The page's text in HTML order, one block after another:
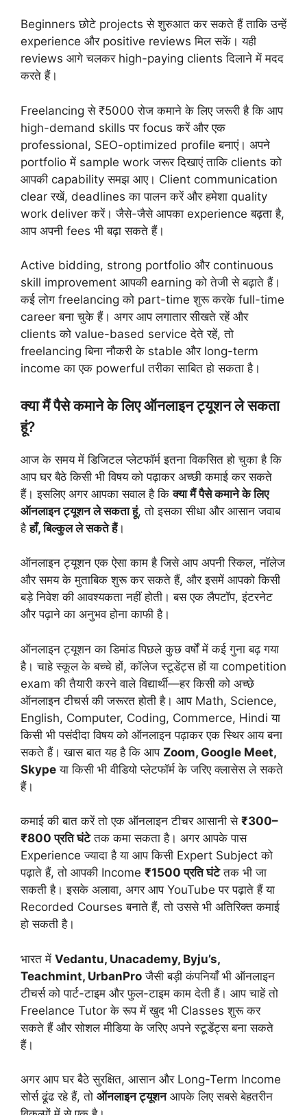
Beginners छोटे projects से शुरुआत कर सकते हैं ताकि उन्हें
experience और positive reviews मिल सकें। यही
reviews आगे चलकर high-paying clients दिलाने में मदद
करते हैं।
Freelancing से ₹5000 रोज कमाने के लिए जरूरी है कि आप
high-demand skills पर focus करें और एक
professional, SEO-optimized profile बनाएं। अपने
portfolio में sample work जरूर दिखाएं ताकि clients को
आपकी capability समझ आए। Client communication
clear रखें, deadlines का पालन करें और हमेशा quality
work deliver करें। जैसे-जैसे आपका experience बढ़ता है,
आप अपनी fees भी बढ़ा सकते हैं।
Active bidding, strong portfolio और continuous
skill improvement आपकी earning को तेजी से बढ़ाते हैं।
कई लोग freelancing को part-time शुरू करके full-time
career बना चुके हैं। अगर आप लगातार सीखते रहें और
clients को value-based service देते रहें, तो
freelancing बिना नौकरी के stable और long-term
income का एक powerful तरीका साबित हो सकता है।
क्या मैं पैसे कमाने के लिए ऑनलाइन ट्यूशन ले सकता
हूं?
आज के समय में डिजिटल प्लेटफॉर्म इतना विकसित हो चुका है कि
आप घर बैठे किसी भी विषय को पढ़ाकर अच्छी कमाई कर सकते
हैं। इसलिए अगर आपका सवाल है किक्या मैं पैसे कमाने के लिए
ऑनलाइन ट्यूशन ले सकता हूं, तो इसका सीधा और आसान जवाब
हैहाँ, बिल्कुल ले सकते हैं।
ऑनलाइन ट्यूशन एक ऐसा काम है जिसे आप अपनी स्किल, नॉलेज
और समय के मुताबिक शुरू कर सकते हैं, और इसमें आपको किसी
बड़े निवेश की आवश्यकता नहीं होती। बस एक लैपटॉप, इंटरनेट
और पढ़ाने का अनुभव होना काफी है।
ऑनलाइन ट्यूशन का डिमांड पिछले कुछ वर्षों में कई गुना बढ़ गया
है। चाहे स्कूल के बच्चे हों, कॉलेज स्टूडेंट्स हों या competition
exam की तैयारी करने वाले विद्यार्थी—हर किसी को अच्छे
ऑनलाइन टीचर्स की जरूरत होती है। आप Math, Science,
English, Computer, Coding, Commerce, Hindi या
किसी भी पसंदीदा विषय को ऑनलाइन पढ़ाकर एक स्थिर आय बना
सकते हैं। खास बात यह है कि आप Zoom, Google Meet,
Skype या किसी भी वीडियो प्लेटफॉर्म के जरिए क्लासेस ले सकते
हैं।
कमाई की बात करें तो एक ऑनलाइन टीचर आसानी से ₹300–
₹800 प्रति घंटेतक कमा सकता है। अगर आपके पास
Experience ज्यादा है या आप किसी Expert Subject को
पढ़ाते हैं, तो आपकी Income ₹1500 प्रति घंटेतक भी जा
सकती है। इसके अलावा, अगर आप YouTube पर पढ़ाते हैं या
Recorded Courses बनाते हैं, तो उससे भी अतिरिक्त कमाई
हो सकती है।
भारत में Vedantu, Unacademy, Byju’s,
Teachmint, UrbanPro जैसी बड़ी कंपनियाँ भी ऑनलाइन
टीचर्स को पार्ट-टाइम और फुल-टाइम काम देती हैं। आप चाहें तो
Freelance Tutor के रूप में खुद भी Classes शुरू कर
सकते हैं और सोशल मीडिया के जरिए अपने स्टूडेंट्स बना सकते
हैं।
अगर आप घर बैठे सुरक्षित, आसान और Long-Term Income
सोर्स ढूंढ रहे हैं, तो ऑनलाइन ट्यूशनआपके लिए सबसे बेहतरीन